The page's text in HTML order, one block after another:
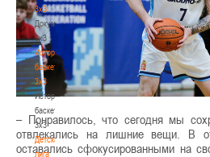
3х3
Документы
3х3
История
баскетбола
3х3
История
баскетбола
3х3
Детская
лига
– Понравилось, что сегодня мы
отвлекались на лишние вещи. В
оставались сфокусированными на